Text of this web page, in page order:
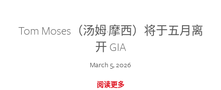
Tom Moses（汤姆·摩西）将于五月离
开 GIA
March 5, 2026
阅读更多